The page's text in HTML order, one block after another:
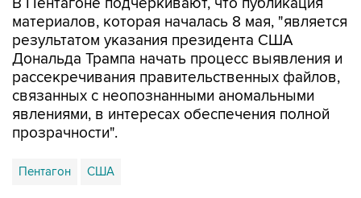
В Пентагоне подчеркивают, что публикация
материалов, которая началась 8 мая, "является
результатом указания президента США
Дональда Трампа начать процесс выявления и
рассекречивания правительственных файлов,
связанных с неопознанными аномальными
явлениями, в интересах обеспечения полной
прозрачности".
Пентагон США